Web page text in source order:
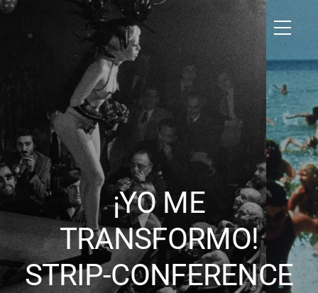
¡YO ME
TRANSFORMO!
STRIP-CONFERENCE